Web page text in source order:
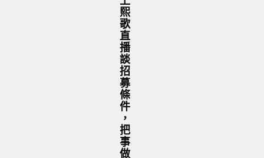
熙
歌
直
播
談
招
募
條
件
，
把
事
做